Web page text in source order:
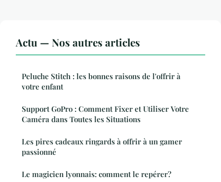
Actu — Nos autres articles
Peluche Stitch : les bonnes raisons de l'offrir à
votre enfant
Support GoPro : Comment Fixer et Utiliser Votre
Caméra dans Toutes les Situations
Les pires cadeaux ringards à offrir à un gamer
passionné
Le magicien lyonnais: comment le repérer?